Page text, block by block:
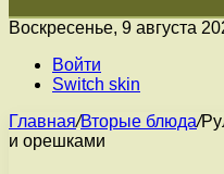
Воскресенье, 9 августа
Войти
Switch skin
Главная/Вторые блюда/
и орешками